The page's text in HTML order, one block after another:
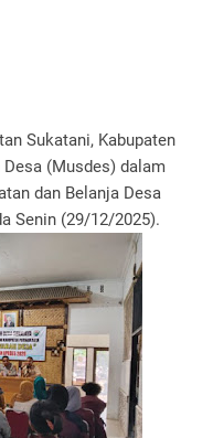
Sukatani, Kabupaten
(Musdes) dalam
dan Belanja Desa
Senin (29/12/2025).